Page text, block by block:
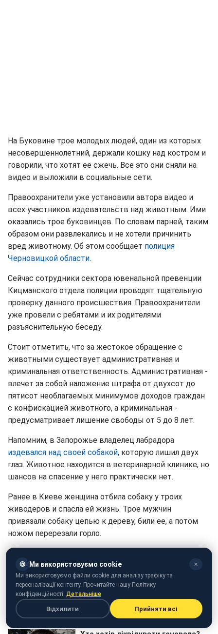
На Буковине трое молодых людей, один из которых
несовершеннолетний, держали кошку над костром и
говорили, что хотят ее сжечь. Все это они сняли на
видео и выложили в социальные сети.
Правоохранители уже установили автора видео и
всех участников издевательств над животным. Ими
оказались трое буковинцев. По словам парней, таким
образом они развлекались и не хотели причинить
вред животному. Об этом сообщает полиция
Черновицкой области.
Сейчас сотрудники сектора ювенальной превенции
Кицманского отдела полиции проводят тщательную
проверку данного происшествия. Правоохранители
уже провели с ребятами и их родителями
разъяснительную беседу.
Стоит отметить, что за жестокое обращение с
животными существует административная и
криминальная ответственность. Административная -
влечет за собой наложение штрафа от двухсот до
пятисот необлагаемых минимумов доходов граждан
с конфискацией животного, а криминальная -
предусматривает лишение свободы от 5 до 8 лет.
Напомним, в Запорожье владелец лабрадора
издевался над своей собакой, которую лишил двух
глаз. Животное находится в ветеринарной клинике, но
шансов на спасение у него практически нет.
Ранее в Киеве женщина отбила собаку у троих
живодеров и спасла ей жизнь. Трое мужчин
привязали собаку цепью к дереву, били ее, а потом
ножом перерезали горло.
🍪 Ми використовуємо cookie ✕
Ми використовуємо файли cookie для аналізу трафіку та
персоналізації контенту. Прочитайте нашу Політику
конфіденційності. Детальніше
Відхилити Прийняти всі